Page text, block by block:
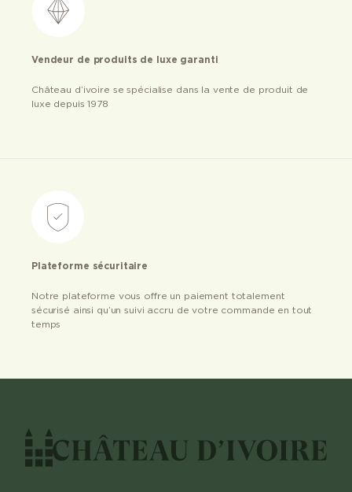
Vendeur de produits de luxe garanti
Château d’ivoire se spécialise dans la vente de produit de
luxe depuis 1978
Plateforme sécuritaire
Notre plateforme vous offre un paiement totalement
sécurisé ainsi qu’un suivi accru de votre commande en tout
temps